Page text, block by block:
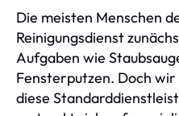
Die meisten Menschen
Reinigungsdienst
Aufgaben wie
Fensterputzen. Doch
diese